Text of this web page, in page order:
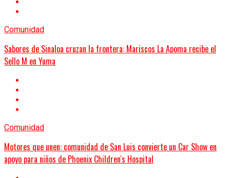
Comunidad
Sabores de Sinaloa cruzan la frontera: Mariscos La Apoma recibe el
Sello M en Yuma
Comunidad
Motores que unen: comunidad de San Luis convierte un Car Show en
apoyo para niños de Phoenix Children's Hospital